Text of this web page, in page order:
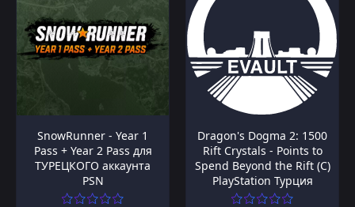
SnowRunner - Year 1
Pass + Year 2 Pass для
ТУРЕЦКОГО аккаунта
PSN
Dragon's Dogma 2: 1500
Rift Crystals - Points to
Spend Beyond the Rift (C)
PlayStation Турция